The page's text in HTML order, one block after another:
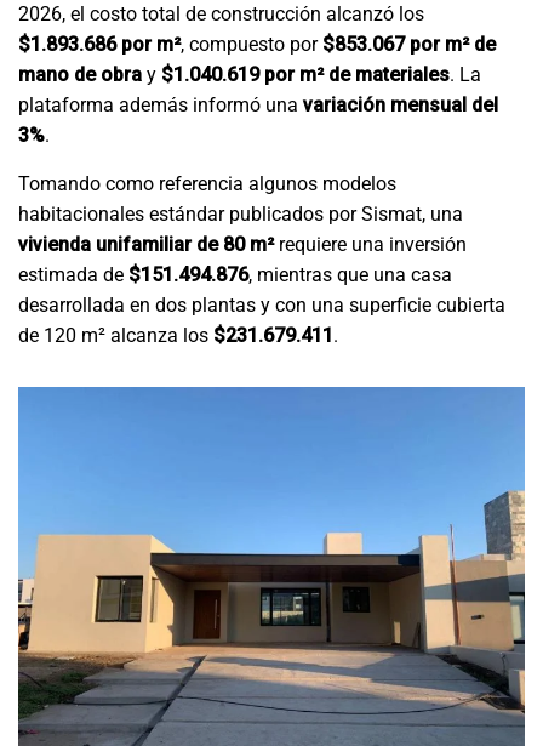
2026, el costo total de construcción alcanzó los
$1.893.686 por m², compuesto por $853.067 por m² de
mano de obra y $1.040.619 por m² de materiales. La
plataforma además informó una variación mensual del
3%.
Tomando como referencia algunos modelos
habitacionales estándar publicados por Sismat, una
vivienda unifamiliar de 80 m²requiere una inversión
estimada de $151.494.876, mientras que una casa
desarrollada en dos plantas y con una superficie cubierta
de 120 m² alcanza los $231.679.411.